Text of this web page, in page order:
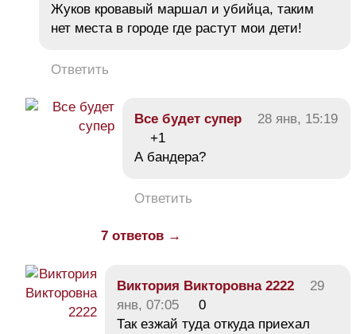
Жуков кровавый маршал и убийца, таким
нет места в городе где растут мои дети!
Ответить
Все будет супер
28 янв, 15:19
+1
А бандера?
Ответить
7 ответов →
Виктория Викторовна 2222
29
янв, 07:05
0
Так езжай туда откуда приехал